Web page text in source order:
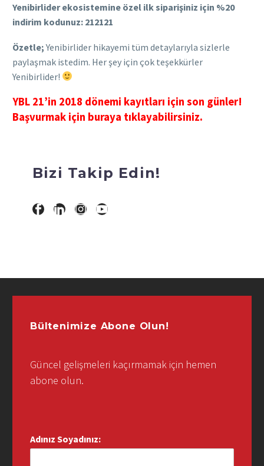
Yenibirlider ekosistemine özel ilk siparişiniz için %20
indirim kodunuz: 212121
Özetle;Yenibirlider hikayemi tüm detaylarıyla sizlerle
paylaşmak istedim. Her şey için çok teşekkürler
Yenibirlider!
YBL 21’in 2018 dönemi kayıtları için son günler!
Başvurmak için buraya tıklayabilirsiniz.
Bizi Takip Edin!
Bültenimize Abone Olun!
Güncel gelişmeleri kaçırmamak için hemen
abone olun.
Adınız Soyadınız: